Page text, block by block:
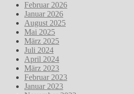
Februar 2026
Januar 2026
August 2025
Mai 2025
März 2025
Juli 2024
April 2024
März 2023
Februar 2023
Januar 2023